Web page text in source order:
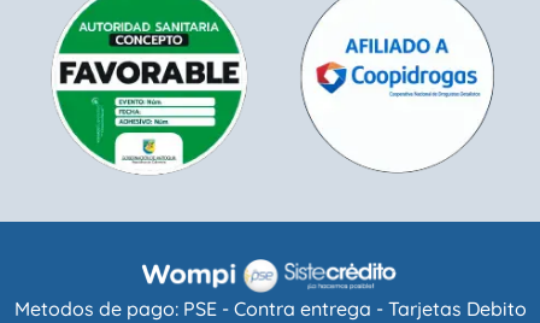
Metodos de pago: PSE - Contra entrega - Tarjetas Debito